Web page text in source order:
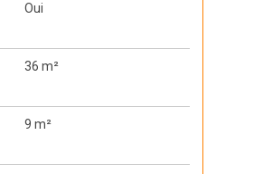
Oui
36 m²
9 m²